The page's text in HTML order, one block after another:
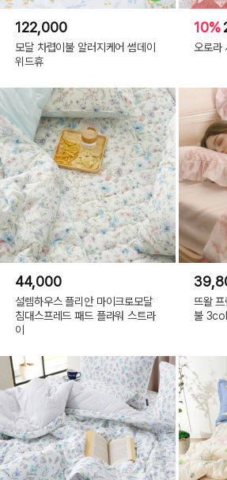
122,000
모달 차렵이불 알러지케어 썸데이
위드휴
10%
오로라
44,000
설렘하우스 플리안 마이크로모달
침대스프레드 패드 플라워 스트라
이
뜨왈
불